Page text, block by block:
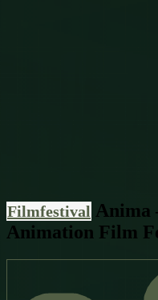
Filmfestival Anima
Animation Film